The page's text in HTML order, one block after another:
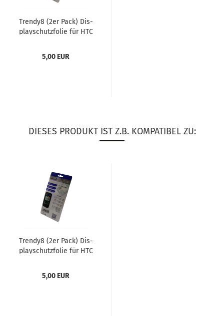
Trendy8 (2er Pack) Dis­
play­schutz­fo­lie für HTC
5,00 EUR
DIESES PRODUKT IST Z.B. KOMPATIBEL ZU:
Trendy8 (2er Pack) Dis­
play­schutz­fo­lie für HTC
5,00 EUR